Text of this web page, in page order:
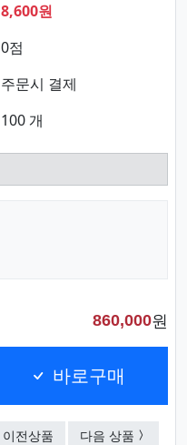
8,600원
0점
주문시 결제
100 개
860,000원
바로구매
이전상품 (재난대비) 생존키트-
다음 상품 선물세